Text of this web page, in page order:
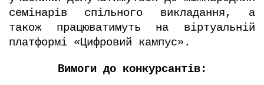
семінарів спільного викладання, а
також працюватимуть на віртуальній
платформі «Цифровий кампус».
Вимоги до конкурсантів: